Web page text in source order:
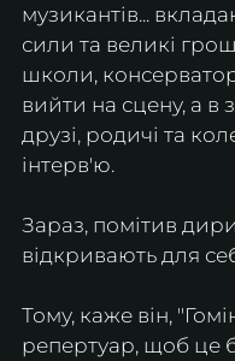
музикантів...
сили та великі
школи,
вийти на сцену, а в
друзі, родичі та
інтерв'ю.
Зараз, помітив
відкривають для
Тому, каже він,
репертуар, щоб це